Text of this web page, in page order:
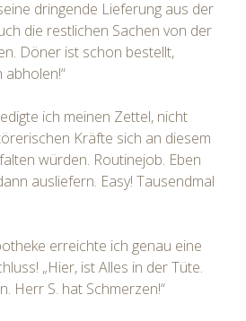
dringende Lieferung aus der
die restlichen Sachen von der
Döner ist schon bestellt,
ich meinen Zettel, nicht
Kräfte sich an diesem
würden. Routinejob. Eben
ausliefern. Easy! Tausendmal
erreichte ich genau eine
„Hier, ist Alles in der Tüte.
Herr S. hat Schmerzen!“